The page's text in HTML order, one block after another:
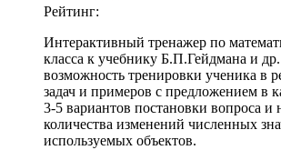
Рейтинг:
Интерактивный тренажер по
класса к учебнику Б.П.Гейдмана и др.
возможность тренировки ученика в
задач и примеров с предложением в
3-5 вариантов постановки вопроса и
количества изменений численных
используемых объектов.